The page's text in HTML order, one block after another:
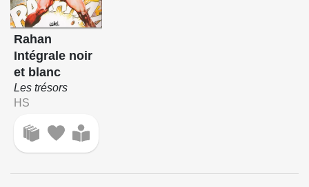
Rahan
Intégrale noir
et blanc
Les trésors
HS